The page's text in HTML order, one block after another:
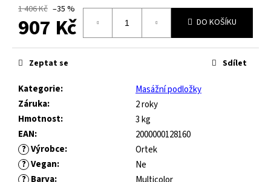
1 406 Kč –35 %
907 Kč
Měrná
cena:
DO KOŠÍKU
Kategorie:
Masážní podložky
Záruka:
2 roky
Hmotnost:
3 kg
EAN:
2000000128160
? Výrobce:
Ortek
? Vegan:
Ne
? Barva:
Zeptat se Sdílet
m
JOMA
HORIZON
JUNIOR
BAREFOOT